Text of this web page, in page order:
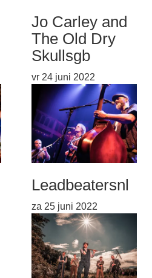
Jo Carley and
The Old Dry
Skullsgb
vr 24 juni 2022
Leadbeatersnl
za 25 juni 2022